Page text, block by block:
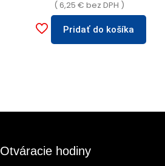
(6,25€ bez DPH )
Pridať do košíka
Otváracie hodiny